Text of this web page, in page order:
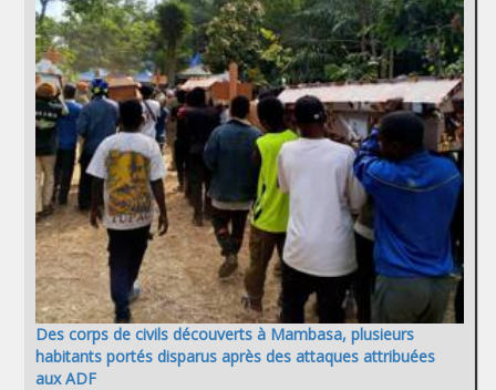
Des corps de civils découverts à Mambasa, plusieurs
habitants portés disparus après des attaques attribuées
aux ADF